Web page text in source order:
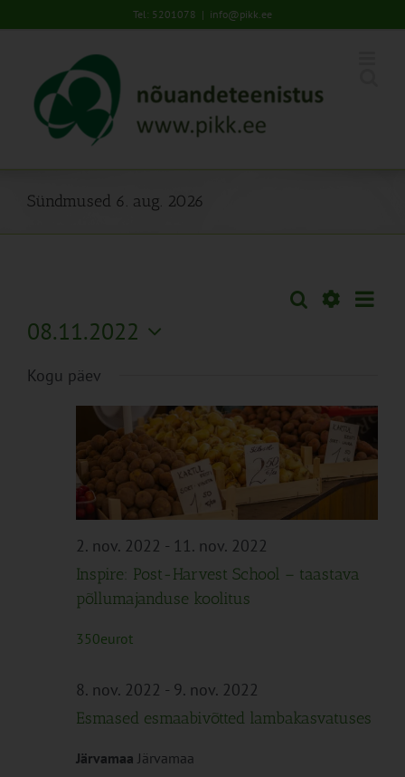
to
Tel: 5201078 | info@pikk.ee
Sündmused 6. aug. 2026
Sündmused
Navigation
Otsi Päev
08.11.2022
kuupäev.
Kogu päev
2. nov. 2022 - 11. nov. 2022
Inspire: Post-Harvest School – taastava
põllumajanduse koolitus
350eurot
8. nov. 2022 - 9. nov. 2022
Esmased esmaabivõtted lambakasvatuses
Järvamaa Järvamaa